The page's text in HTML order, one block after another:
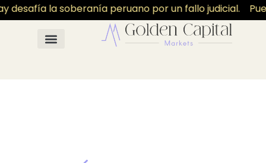
desafía la soberanía peruano por un fallo judicial.